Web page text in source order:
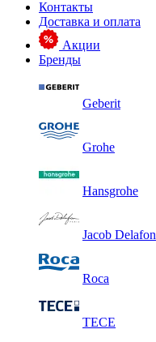
Контакты
Доставка и оплата
Акции
Бренды
Geberit
Grohe
Hansgrohe
Jacob Delafon
Roca
TECE